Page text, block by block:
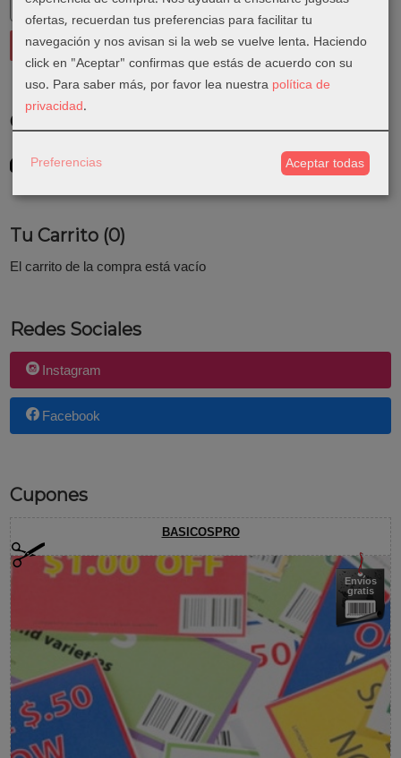
Costes de Envío
GRATIS *
Consultar Destinos
Tu Carrito (0)
El carrito de la compra está vacío
Redes Sociales
Instagram
Facebook
Cupones
BASICOSPRO
Envíos
gratis
ofertas, recuerdan tus preferencias para facilitar tu
navegación y nos avisan si la web se vuelve lenta. Haciendo
click en "Aceptar" confirmas que estás de acuerdo con su
uso. Para saber más, por favor lea nuestra política de
privacidad.
Preferencias Aceptar todas